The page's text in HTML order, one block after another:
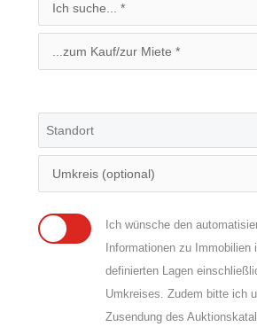
Ich wünsche den
Informationen zu Immobilien
definierten Lagen
Umkreises. Zudem bitte ich
Zusendung des